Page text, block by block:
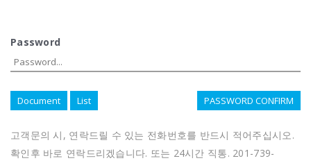
Password
Document List PASSWORD CONFIRM
고객문의 시, 연락드릴 수 있는 전화번호를 반드시 적어주십시오.
확인후 바로 연락드리겠습니다. 또는 24시간 직통. 201-739-